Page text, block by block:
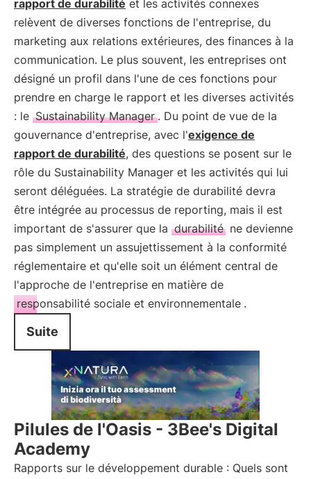
rapport de durabilité et les activités connexes
relèvent de diverses fonctions de l'entreprise, du
marketing aux relations extérieures, des finances à la
communication. Le plus souvent, les entreprises ont
désigné un profil dans l'une de ces fonctions pour
prendre en charge le rapport et les diverses activités
: le Sustainability Manager . Du point de vue de la
gouvernance d'entreprise, avec l'exigence de
rapport de durabilité, des questions se posent sur le
rôle du Sustainability Manager et les activités qui lui
seront déléguées. La stratégie de durabilité devra
être intégrée au processus de reporting, mais il est
important de s'assurer que la durabilité ne devienne
pas simplement un assujettissement à la conformité
réglementaire et qu'elle soit un élément central de
l'approche de l'entreprise en matière de
responsabilité sociale et environnementale .
Suite
Pilules de l'Oasis - 3Bee's Digital
Academy
Rapports sur le développement durable : Quels sont